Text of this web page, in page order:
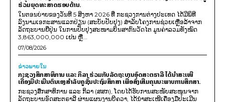
ຮ່ວມຍຸດທະສາດຮອບດ້ານ.
ໃນຕອນບ່າຍຂອງວັນທີ 5 ສິງຫາ 2026 ທີ່ ກະຊວງການຕ່າງປະເທດ ໄດ້ມີພິທີ
ລົງນາມເອກະສານແລກປ່ຽນ (ສະບັບປັບປຸງ) ສໍາລັບໂຄງການຊ່ວຍເຫຼືອລ້າຈາກ
ລັດຖະບານຍີ່ປຸ່ນ ໃນການປັບປຸງສະໜາມບິນສາກົນວັດໄຕ ມູນຄ່າລວມທັງໝົດ
3,863,000,000 ເຢນ ຫຼື...
07/08/2026
ຂ່າວພາຍ​ໃນ
ກະຊວງສຶກສາທິການ ແລະ ກິລາ ຮ່ວມກັບລັດຖະບານອົດສະຕຣາລີ ໄດ້ນຳສະເໜີ
ເຄື່ອງມືປະເມີນຕົນເອງສຳລັບຄູຊັ້ນປະຖົມສຶກສາ ເພື່ອສົ່ງເສີມຄຸນນະພາບການສຶກສາ.
ກະຊວງສຶກສາທິການ ແລະ ກິລາ (ສສກ), ໂດຍໄດ້ຮັບການສະໜັບສະໜູນຈາກ
ລັດຖະບານອົດສະຕຣາລີ ຜ່ານແຜນງານບີຄວາ, ໄດ້ນຳສະເໜີເຄື່ອງມືປະເມີນ